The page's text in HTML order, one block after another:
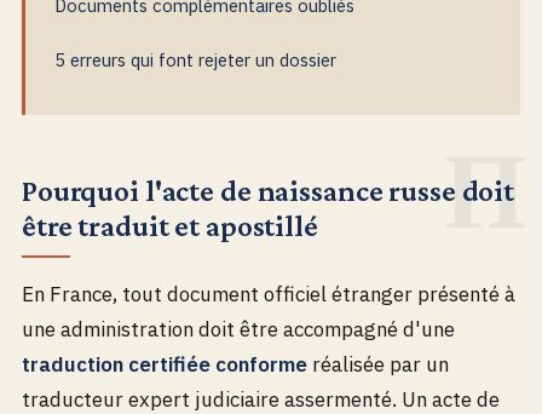
Documents complémentaires oubliés
5 erreurs qui font rejeter un dossier
Pourquoi l'acte de naissance russe doit
être traduit et apostillé
En France, tout document officiel étranger présenté à
une administration doit être accompagné d'une
traduction certifiée conformeréalisée par un
traducteur expert judiciaire assermenté. Un acte de